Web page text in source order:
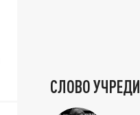
СЛОВО